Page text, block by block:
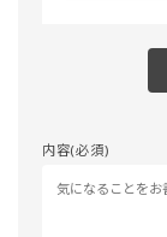
内容(必須)